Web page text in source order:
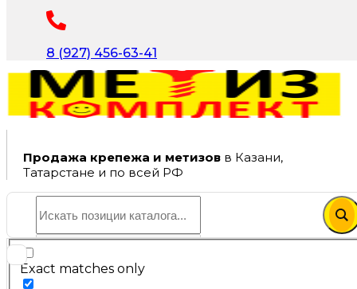
8 (927) 456-63-41
Продажа крепежа и метизов в Казани,
Татарстане и по всей РФ
Exact matches only